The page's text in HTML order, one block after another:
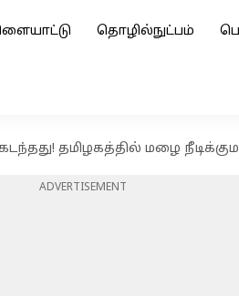
தொழில்நுட்பம்
தமிழகத்தில் மழை
ADVERTISEMENT